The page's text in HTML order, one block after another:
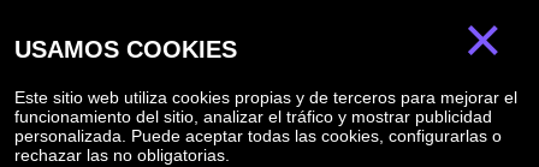
Suscripción
Suscríbase a nuestras noticias. Envío semanal
×
USAMOS COOKIES
Este sitio web utiliza cookies propias y de terceros para mejorar el
funcionamiento del sitio, analizar el tráfico y mostrar publicidad
personalizada. Puede aceptar todas las cookies, configurarlas o
rechazar las no obligatorias.